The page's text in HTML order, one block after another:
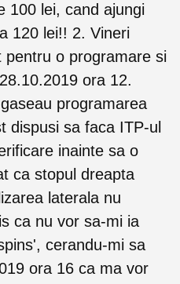
100 lei, cand ajungi
120 lei!! 2. Vineri
o programare si
ora 12.
programarea
dispusi sa faca ITP-ul
inainte sa o
ca stopul dreapta
laterala nu
ca nu vor sa-mi ia
cerandu-mi sa
ora 16 ca ma vor